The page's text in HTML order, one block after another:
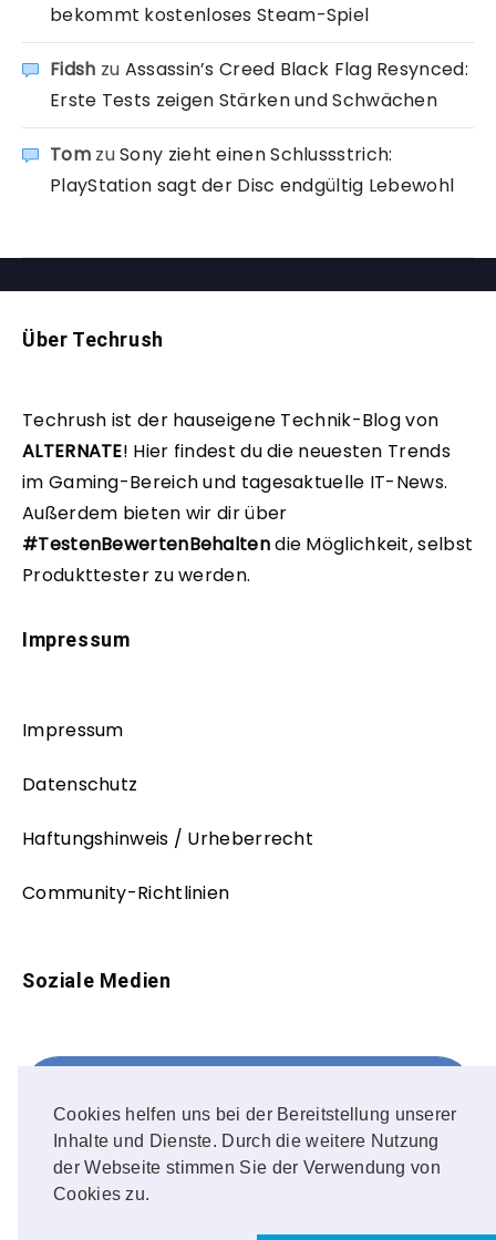
Cookies helfen uns bei der Bereitstellung unserer
Inhalte und Dienste. Durch die weitere Nutzung
der Webseite stimmen Sie der Verwendung von
Cookies zu.
bekommt kostenloses Steam-Spiel
Fidsh zu Assassin’s Creed Black Flag Resynced:
Erste Tests zeigen Stärken und Schwächen
TomzuSony zieht einen Schlussstrich:
PlayStation sagt der Disc endgültig Lebewohl
Über Techrush
Techrush ist der hauseigene Technik-Blog von
ALTERNATE! Hier findest du die neuesten Trends
im Gaming-Bereich und tagesaktuelle IT-News.
Außerdem bieten wir dir über
#TestenBewertenBehaltendie Möglichkeit, selbst
Produkttester zu werden.
Impressum
Impressum
Datenschutz
Haftungshinweis / Urheberrecht
Community-Richtlinien
Soziale Medien
FOLLOW ME!
Instagram
OUR PHOTOS!